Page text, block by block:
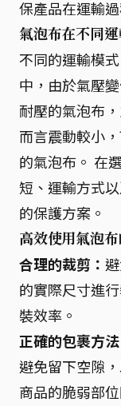
保產品在運輸
氣泡布在不同運
不同的運輸模
中，由於氣壓
耐壓的氣泡布
而言震動較小
的氣泡布。 在
短、運輸方式
的保護方案。
高效使用氣泡布
合理的裁剪：
的實際尺寸進
裝效率。
正確的包裹方法
避免留下空隙
商品的脆弱部